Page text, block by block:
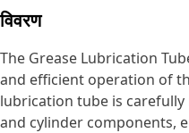
विवरण
The Grease Lubrication
and efficient operation of
lubrication tube is
and cylinder components,